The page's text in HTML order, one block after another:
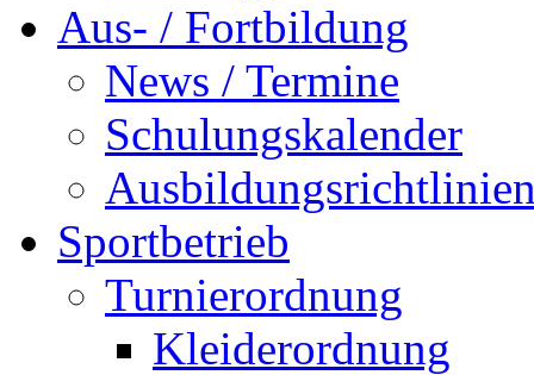
Aus- / Fortbildung
News / Termine
Schulungskalender
Sportbetrieb
Turnierordnung
Kleiderordnung